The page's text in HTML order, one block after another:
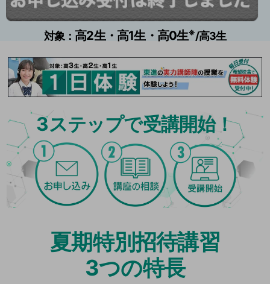
対象： 高2生・高1生・高0生※/高3生
3ステップで受講開始！
夏期特別招待講習
3つの特長